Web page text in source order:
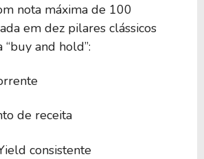
50 0,00
nota máxima de 100
em dez pilares clássicos
and hold”:
de receita
consistente